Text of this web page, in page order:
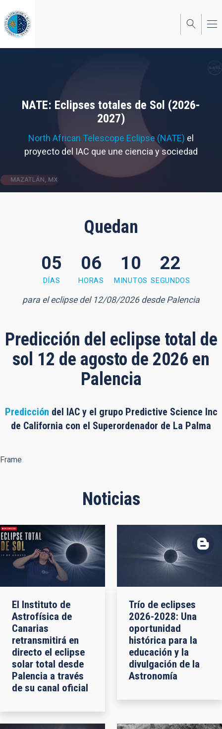
al
contenido
principal
NATE: Eclipses totales de Sol (2026-
2027)
North African Telescope Eclipse (NATE) el
proyecto del IAC que une ciencia y sociedad
Quedan
20 seconds
05
DÍAS
06
HORAS
10
MINUTOS
21
SEGUNDOS
para el eclipse del 12/08/2026 desde Palencia
Predicción del eclipse total de
sol 12 de agosto de 2026 en
Palencia
Predicción del IAC y el grupo Predictive Science Inc
de California con el Superordenador de La Palma
Frame
Noticias
El Instituto de
Astrofísica de
Canarias
retransmitirá en
directo el eclipse
solar total desde
Palencia a través
de su canal oficial
Trío de eclipses
2026-2028: Una
oportunidad
histórica para la
educación y la
divulgación de la
Astronomía